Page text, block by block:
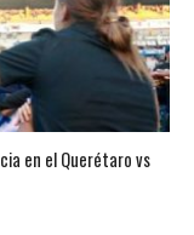
en el Querétaro vs